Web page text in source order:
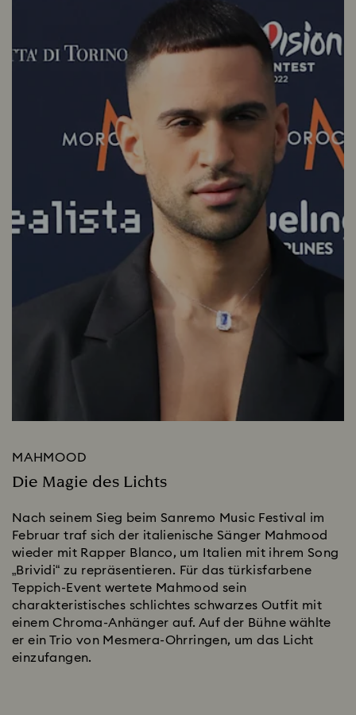
MAHMOOD
Die Magie des Lichts
Nach seinem Sieg beim Sanremo Music Festival im
Februar traf sich der italienische Sänger Mahmood
wieder mit Rapper Blanco, um Italien mit ihrem Song
„Brividi“ zu repräsentieren. Für das türkisfarbene
Teppich-Event wertete Mahmood sein
charakteristisches schlichtes schwarzes Outfit mit
einem Chroma-Anhänger auf. Auf der Bühne wählte
er ein Trio von Mesmera-Ohrringen, um das Licht
einzufangen.